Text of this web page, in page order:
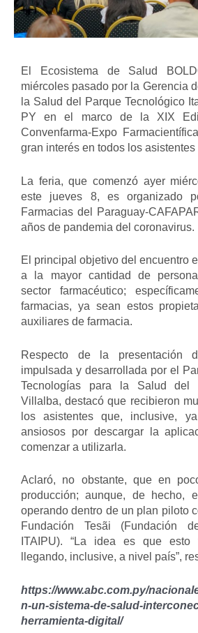
El Ecosistema de Salud
miércoles pasado por la Gerencia
la Salud del Parque Tecnológico
PY en el marco de la XIX
Convenfarma-Expo
gran interés en todos los asistentes
La feria, que comenzó ayer
este jueves 8, es organizado
Farmacias del Paraguay-
años de pandemia del coronavirus.
El principal objetivo del encuentro
a la mayor cantidad de
sector farmacéutico;
farmacias, ya sean estos
auxiliares de farmacia.
Respecto de la presentación
impulsada y desarrollada por el
Tecnologías para la Salud del
Villalba, destacó que recibieron
los asistentes que, inclusive,
ansiosos por descargar la
comenzar a utilizarla.
Aclaró, no obstante, que en
producción; aunque, de hecho,
operando dentro de un plan piloto
Fundación Tesãi (Fundación
ITAIPU). “La idea es que esto
llegando, inclusive, a nivel país”,
https://www.abc.com.py/
n-un-sistema-de-salud-
herramienta-digital/